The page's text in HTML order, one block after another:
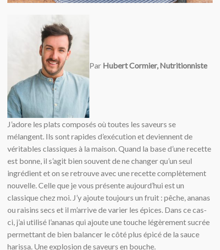
Par Hubert Cormier, Nutritionniste
J’adore les plats composés où toutes les saveurs se
mélangent. Ils sont rapides d’exécution et deviennent de
véritables classiques à la maison. Quand la base d’une recette
est bonne, il s’agit bien souvent de ne changer qu’un seul
ingrédient et on se retrouve avec une recette complètement
nouvelle. Celle que je vous présente aujourd’hui est un
classique chez moi. J’y ajoute toujours un fruit : pêche, ananas
ou raisins secs et il m’arrive de varier les épices. Dans ce cas-
ci, j’ai utilisé l’ananas qui ajoute une touche légèrement sucrée
permettant de bien balancer le côté plus épicé de la sauce
harissa. Une explosion de saveurs en bouche.